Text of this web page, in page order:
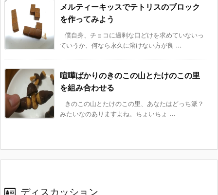
メルティーキッスでテトリスのブロック
を作ってみよう
僕自身、チョコに過剰な口どけを求めていないっ
ていうか、何なら永久に溶けない方が良 ...
喧嘩ばかりのきのこの山とたけのこの里
を組み合わせる
きのこの山とたけのこの里、あなたはどっち派？
みたいなのありますよね。ちょいちょ ...
ディスカッション